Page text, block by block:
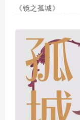
《镜之孤城》